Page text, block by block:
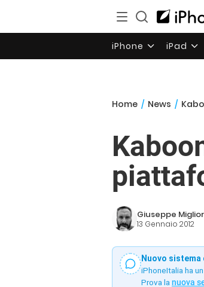
iPhone iPad
Home / News /
Giuseppe
13 Gennaio 2012
Nuovo
iPhoneItalia ha
Prova la nuova